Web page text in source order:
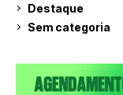
Destaque
Sem categoria